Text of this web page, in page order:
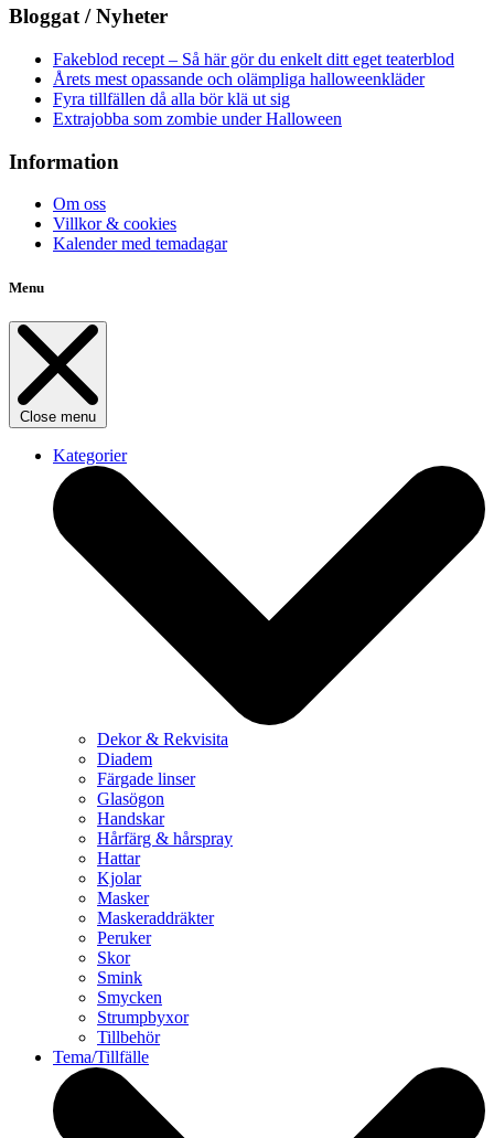
Bloggat / Nyheter
Fakeblod recept – Så här gör du enkelt ditt eget teaterblod
Årets mest opassande och olämpliga halloweenkläder
Fyra tillfällen då alla bör klä ut sig
Extrajobba som zombie under Halloween
Information
Om oss
Villkor & cookies
Kalender med temadagar
Menu
Close menu
Kategorier
Dekor & Rekvisita
Diadem
Färgade linser
Glasögon
Handskar
Hårfärg & hårspray
Hattar
Kjolar
Masker
Maskeraddräkter
Peruker
Skor
Smink
Smycken
Strumpbyxor
Tillbehör
Tema/Tillfälle